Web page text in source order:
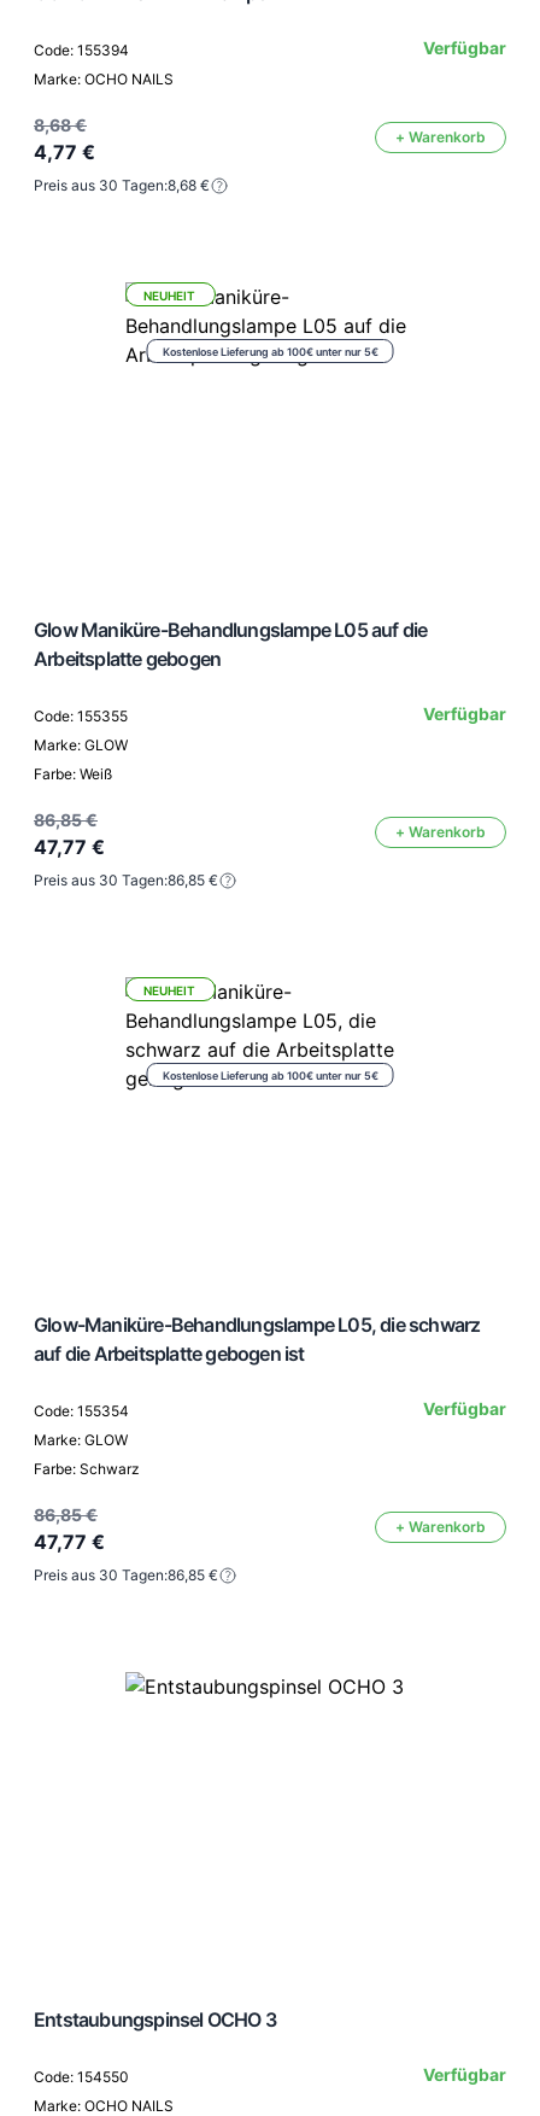
Code: 155394
Marke: OCHO NAILS
Verfügbar
8,68 €
4,77 €
+ Warenkorb
Preis aus 30 Tagen:8,68 €
Kostenlose Lieferung ab 100€ unter nur 5€
NEUHEIT
Glow Maniküre-Behandlungslampe L05 auf die
Arbeitsplatte gebogen
Code: 155355
Marke: GLOW
Farbe: Weiß
Verfügbar
86,85 €
47,77 €
+ Warenkorb
Preis aus 30 Tagen:86,85 €
Kostenlose Lieferung ab 100€ unter nur 5€
NEUHEIT
Glow-Maniküre-Behandlungslampe L05, die schwarz
auf die Arbeitsplatte gebogen ist
Code: 155354
Marke: GLOW
Farbe: Schwarz
Verfügbar
86,85 €
47,77 €
+ Warenkorb
Preis aus 30 Tagen:86,85 €
Entstaubungspinsel OCHO 3
Code: 154550
Marke: OCHO NAILS
Verfügbar